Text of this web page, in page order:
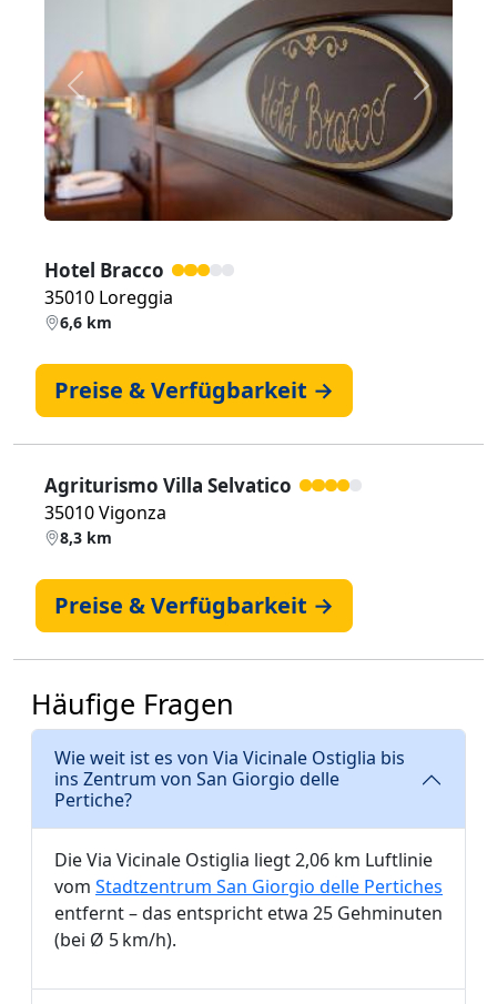
Zurück Weiter
Hotel Bracco
35010 Loreggia
6,6 km
Preise & Verfügbarkeit →
Agriturismo Villa Selvatico
35010 Vigonza
8,3 km
Preise & Verfügbarkeit →
Häufige Fragen
Wie weit ist es von Via Vicinale Ostiglia bis
ins Zentrum von San Giorgio delle
Pertiche?
Die Via Vicinale Ostiglia liegt 2,06 km Luftlinie
vom Stadtzentrum San Giorgio delle Pertiches
entfernt – das entspricht etwa 25 Gehminuten
(bei Ø 5 km/h).